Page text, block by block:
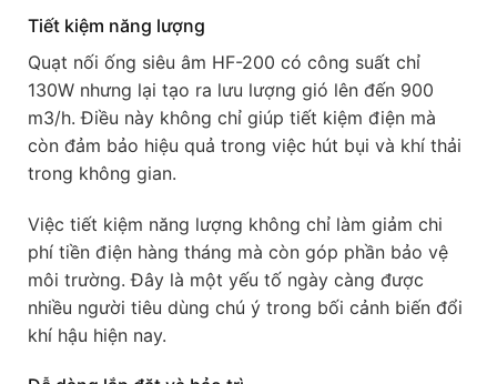
Tiết kiệm năng lượng
Quạt nối ống siêu âm HF-200 có công suất chỉ
130W nhưng lại tạo ra lưu lượng gió lên đến 900
m3/h. Điều này không chỉ giúp tiết kiệm điện mà
còn đảm bảo hiệu quả trong việc hút bụi và khí thải
trong không gian.
Việc tiết kiệm năng lượng không chỉ làm giảm chi
phí tiền điện hàng tháng mà còn góp phần bảo vệ
môi trường. Đây là một yếu tố ngày càng được
nhiều người tiêu dùng chú ý trong bối cảnh biến đổi
khí hậu hiện nay.